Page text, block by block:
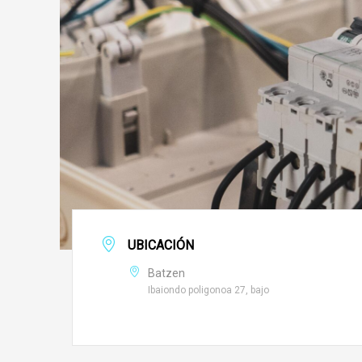
UBICACIÓN
Batzen
Ibaiondo poligonoa 27, bajo